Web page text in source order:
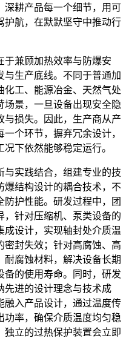
深耕产品每一个细节，用可
护航，在默默坚守中推动行
于兼顾加热效率与防爆安
生产底线。不同于普通加
化工、能源冶金、天然气处
场景，一旦设备出现安全隐
与损失。因此，生产商从产
个环节，摒弃冗余设计，
下依然能够稳定运行。
与实践结合，组建专业的技
爆结构设计的耦合技术，不
防护性能。研发过程中，团
，针对压缩机、泵类设备的
成设计，实现轴封处介质温
密封失效；针对高腐蚀、高
腐蚀材料，解决设备长期
备的使用寿命。同时，研发
先进的设计理念与技术成
融入产品设计，通过温度传
功率，确保介质温度均匀稳
独立的过热保护装置会立即